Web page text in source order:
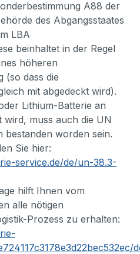
A88 der
des Abgangsstaates
LBA
beinhaltet in der Regel
höheren
(so dass die
mit abgedeckt wird).
Lithium-Batterie an
muss auch die UN
bestanden worden sein.
Sie hier:
service.de/de/un-38.3-
hilft Ihnen vom
alle nötigen
Prozess zu erhalten: